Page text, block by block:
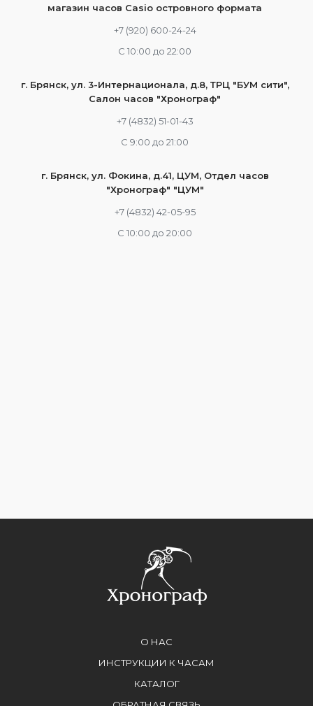
магазин часов Casio островного формата
+7 (920) 600-24-24
С 10:00 до 22:00
г. Брянск, ул. 3-Интернационала, д.8, ТРЦ "БУМ сити",
Салон часов "Хронограф"
+7 (4832) 51-01-43
С 9:00 до 21:00
г. Брянск, ул. Фокина, д.41, ЦУМ, Отдел часов
"Хронограф" "ЦУМ"
+7 (4832) 42-05-95
С 10:00 до 20:00
О НАС
ИНСТРУКЦИИ К ЧАСАМ
КАТАЛОГ